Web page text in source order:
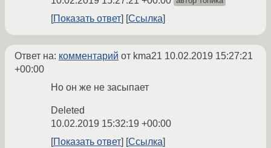
Показать ответ Ссылка
Ответ на: комментарий от kma21 10.02.2019 15:27:21
+00:00
Но он же не засыпает
Deleted
10.02.2019 15:32:19 +00:00
Показать ответ
Ссылка